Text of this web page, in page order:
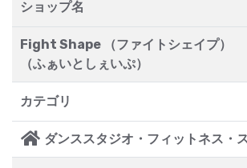
ショップ名
Fight Shape （ファイトシェイプ）
（ふぁいとしぇいぷ）
カテゴリ
ダンススタジオ・フィットネス・